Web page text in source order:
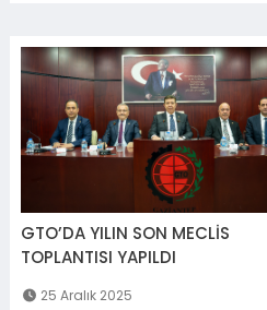
GTO’DA YILIN SON MECLİS
TOPLANTISI YAPILDI
25 Aralık 2025